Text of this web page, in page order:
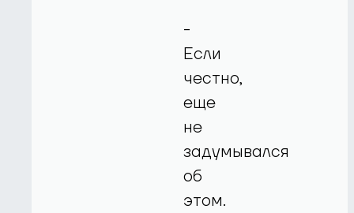
-
Если
честно,
еще
не
задумывался
об
этом.